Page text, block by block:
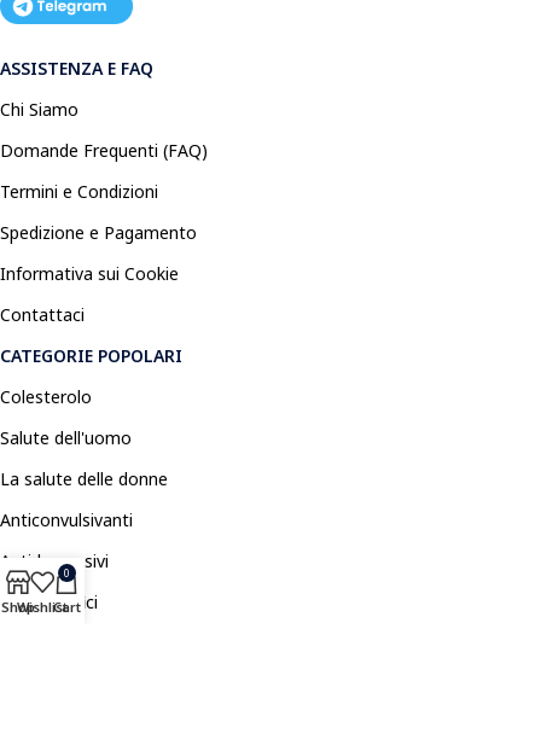
ASSISTENZA E FAQ
Chi Siamo
Domande Frequenti (FAQ)
Termini e Condizioni
Spedizione e Pagamento
Informativa sui Cookie
Contattaci
CATEGORIE POPOLARI
Colesterolo
Salute dell'uomo
La salute delle donne
Anticonvulsivanti
Antidepressivi
Antidolorifici
ShopWishlist
0
Cart